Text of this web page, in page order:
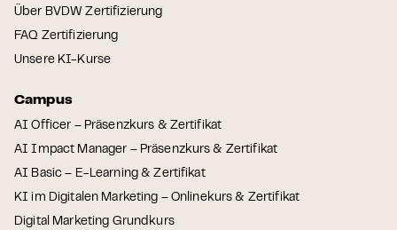
Über BVDW Zertifizierung
FAQ Zertifizierung
Unsere KI-Kurse
Campus
AI Officer – Präsenzkurs & Zertifikat
AI Impact Manager – Präsenzkurs & Zertifikat
AI Basic – E-Learning & Zertifikat
KI im Digitalen Marketing – Onlinekurs & Zertifikat
Digital Marketing Grundkurs